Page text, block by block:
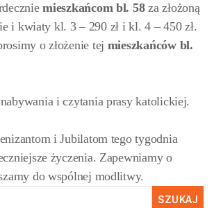
mieszkańcom bl. 58za złożoną
i kwiaty kl. 3 – 290 zł i kl. 4 – 450 zł.
o złożenie tej mieszkańców bl.
i czytania prasy katolickiej.
i Jubilatom tego tygodnia
życzenia. Zapewniamy o
do wspólnej modlitwy.